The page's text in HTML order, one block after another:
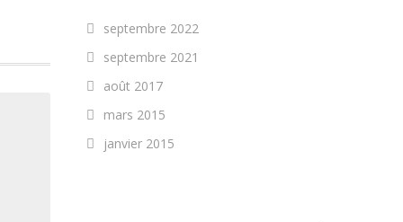
septembre 2022
septembre 2021
août 2017
mars 2015
janvier 2015